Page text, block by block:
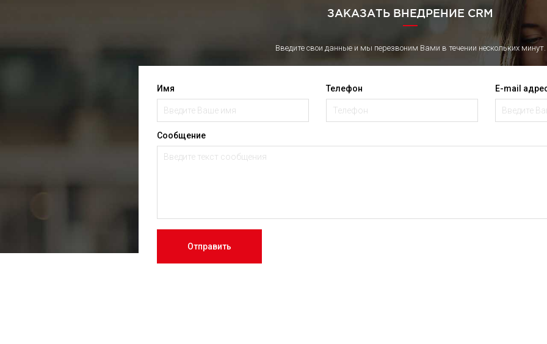
ЗАКАЗАТЬ ВНЕДРЕНИЕ CRM
Введите свои данные и мы перезвоним Вами в течении нескольких минут.
Имя Телефон E-mail
Сообщение
Отправить